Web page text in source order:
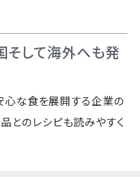
そして海外へも発
心な食を展開する企業の
とのレシピも読みやすく